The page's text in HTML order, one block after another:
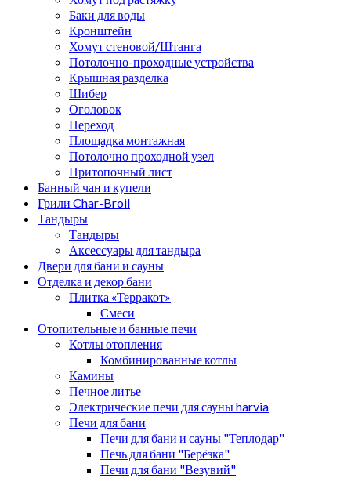
Баки для воды
Кронштейн
Хомут стеновой/Штанга
Потолочно-проходные устройства
Крышная разделка
Шибер
Оголовок
Переход
Площадка монтажная
Потолочно проходной узел
Притопочный лист
Банный чан и купели
Грили Char-Broil
Тандыры
Тандыры
Аксессуары для тандыра
Двери для бани и сауны
Отделка и декор бани
Плитка «Терракот»
Смеси
Отопительные и банные печи
Котлы отопления
Комбинированные котлы
Камины
Печное литье
Электрические печи для сауны harvia
Печи для бани
Печи для бани и сауны "Теплодар"
Печь для бани "Берёзка"
Печи для бани "Везувий"